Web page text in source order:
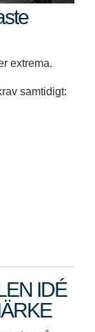
extrema.
samtidigt:
IDÉ